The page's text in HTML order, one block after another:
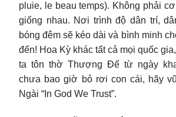
pluie, le beau temps). Không phải
giống nhau. Nơi trình độ dân trí,
bóng đêm sẽ kéo dài và bình minh
đến! Hoa Kỳ khác tất cả mọi quốc
ta tôn thờ Thượng Đế từ ngày
chưa bao giờ bỏ rơi con cái, hãy
Ngài “In God We Trust”.